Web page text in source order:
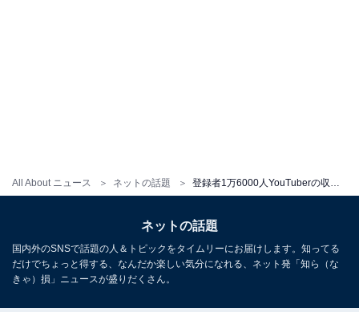
All About ニュース ネットの話題
ネットの話題
国内外のSNSで話題の人＆トピックをタイムリーにお届けします。知ってる
だけでちょっと得する、なんだか楽しい気分になれる、ネット発「知ら（な
きゃ）損」ニュースが盛りだくさん。